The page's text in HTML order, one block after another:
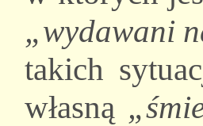
„wydawani
takich
własną